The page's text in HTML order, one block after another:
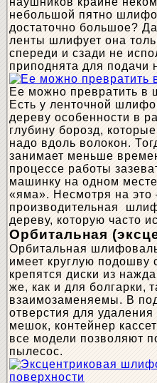
небольшой пятно
достаточно большое?
ленты шлифует она
спереди и сзади не
приподнята для подачи
Ее можно превратить в
Есть у ленточной
дереву особенности в
глубину борозд,
надо вдоль волокон.
занимает меньше
процессе работы
машинку на одном
«яма». Несмотря на это
производительная
дереву, которую часто
Орбитальная
Орбитальная
имеет круглую подошву
крепятся диски из
же, как и для болгарки,
взаимозаменяемы. В
отверстия для
мешок, контейнер
все модели позволяют
пылесос.